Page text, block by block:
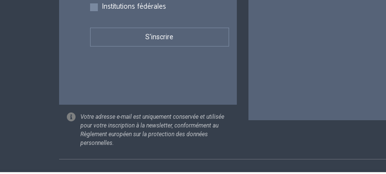
Institutions fédérales
Votre adresse e-mail est uniquement conservée et utilisée
pour votre inscription à la newsletter, conformément au
Règlement européen sur la protection des données
personnelles.